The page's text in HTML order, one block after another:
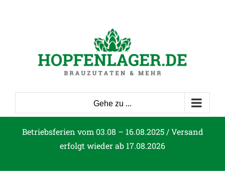
Gehe zu ...
Betriebsferien vom 03.08 – 16.08.2025 / Versand
erfolgt wieder ab 17.08.2026